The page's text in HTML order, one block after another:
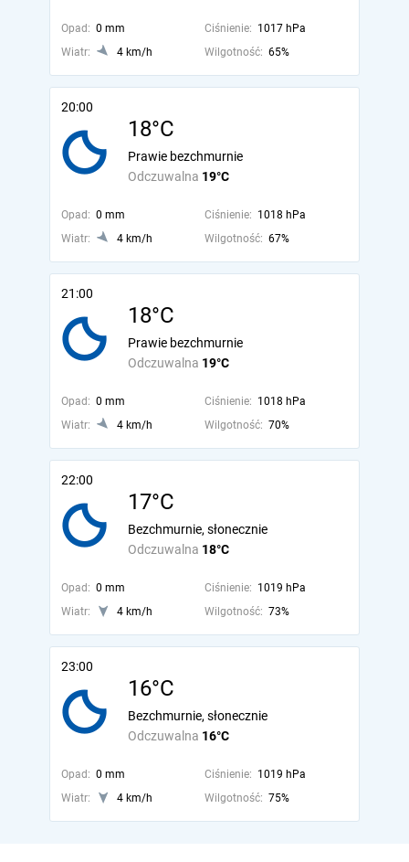
Opad: 0 mm Ciśnienie: 1017 hPa
Wiatr:
4 km/h Wilgotność: 65%
20:00
18°C
Odczuwalna 19°C
Prawie bezchmurnie
Opad: 0 mm Ciśnienie: 1018 hPa
Wiatr:
4 km/h Wilgotność: 67%
21:00
18°C
Odczuwalna 19°C
Prawie bezchmurnie
Opad: 0 mm Ciśnienie: 1018 hPa
Wiatr:
4 km/h Wilgotność: 70%
22:00
17°C
Odczuwalna 18°C
Bezchmurnie, słonecznie
Opad: 0 mm Ciśnienie: 1019 hPa
Wiatr:
4 km/h Wilgotność: 73%
23:00
16°C
Odczuwalna 16°C
Bezchmurnie, słonecznie
Opad: 0 mm Ciśnienie: 1019 hPa
Wiatr:
4 km/h Wilgotność: 75%